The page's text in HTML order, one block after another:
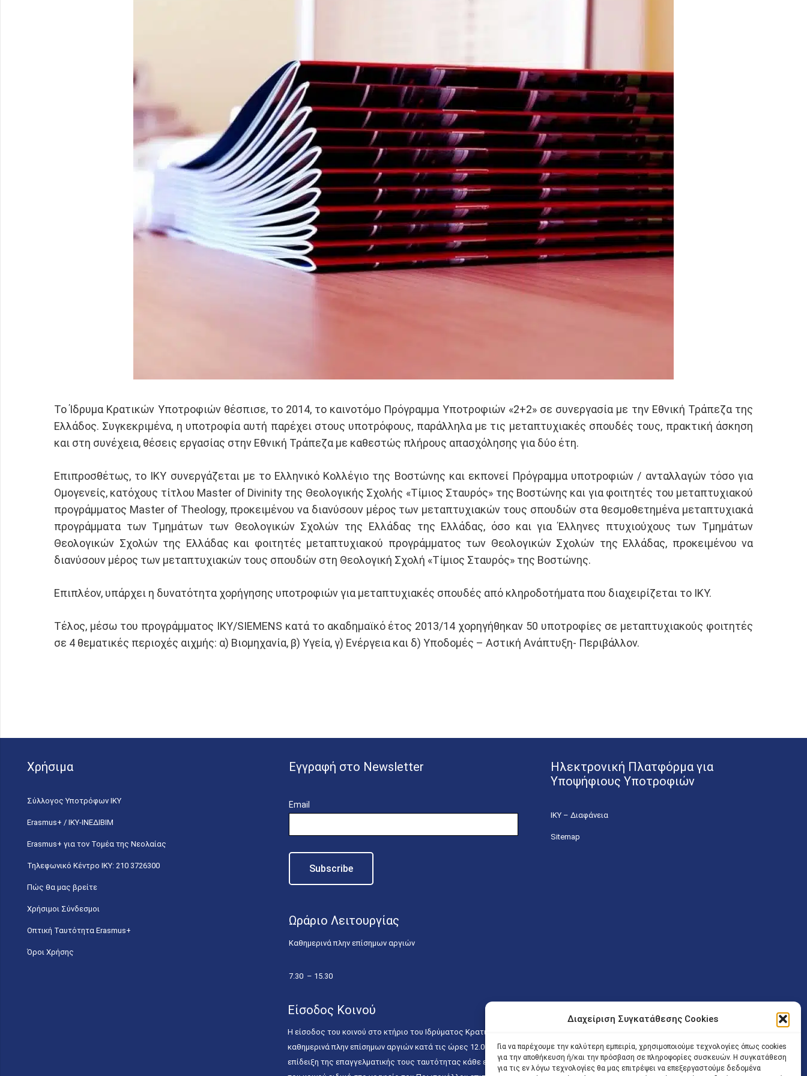
Διαχείριση Συγκατάθεσης Cookies
Για να παρέχουμε την καλύτερη εμπειρία, χρησιμοποιούμε τεχνολογίες όπως cookies
για την αποθήκευση ή/και την πρόσβαση σε πληροφορίες συσκευών. Η συγκατάθεση
για τις εν λόγω τεχνολογίες θα μας επιτρέψει να επεξεργαστούμε δεδομένα
Το Ίδρυμα Κρατικών Υποτροφιών θέσπισε, το 2014, το καινοτόμο Πρόγραμμα Υποτροφιών «2+2» σε συνεργασία με την Εθνική Τράπεζα της
Ελλάδος. Συγκεκριμένα, η υποτροφία αυτή παρέχει στους υποτρόφους, παράλληλα με τις μεταπτυχιακές σπουδές τους, πρακτική άσκηση
και στη συνέχεια, θέσεις εργασίας στην Εθνική Τράπεζα με καθεστώς πλήρους απασχόλησης για δύο έτη.
Επιπροσθέτως, το ΙΚΥ συνεργάζεται με το Ελληνικό Κολλέγιο της Βοστώνης και εκπονεί Πρόγραμμα υποτροφιών / ανταλλαγών τόσο για
Ομογενείς, κατόχους τίτλου Master of Divinity της Θεολογικής Σχολής «Τίμιος Σταυρός» της Βοστώνης και για φοιτητές του μεταπτυχιακού
προγράμματος Master of Theology, προκειμένου να διανύσουν μέρος των μεταπτυχιακών τους σπουδών στα θεσμοθετημένα μεταπτυχιακά
προγράμματα των Τμημάτων των Θεολογικών Σχολών της Ελλάδας της Ελλάδας, όσο και για Έλληνες πτυχιούχους των Τμημάτων
Θεολογικών Σχολών της Ελλάδας και φοιτητές μεταπτυχιακού προγράμματος των Θεολογικών Σχολών της Ελλάδας, προκειμένου να
διανύσουν μέρος των μεταπτυχιακών τους σπουδών στη Θεολογική Σχολή «Τίμιος Σταυρός» της Βοστώνης.
Επιπλέον, υπάρχει η δυνατότητα χορήγησης υποτροφιών για μεταπτυχιακές σπουδές από κληροδοτήματα που διαχειρίζεται το ΙΚΥ.
Τέλος, μέσω του προγράμματος ΙΚΥ/SIEMENS κατά το ακαδημαϊκό έτος 2013/14 χορηγήθηκαν 50 υποτροφίες σε μεταπτυχιακούς φοιτητές
σε 4 θεματικές περιοχές αιχμής: α) Βιομηχανία, β) Υγεία, γ) Ενέργεια και δ) Υποδομές – Αστική Ανάπτυξη- Περιβάλλον.
Χρήσιμα
Σύλλογος Υποτρόφων ΙΚΥ
Erasmus+ / ΙΚΥ-ΙΝΕΔΙΒΙΜ
Erasmus+ για τον Τομέα της Νεολαίας
Τηλεφωνικό Κέντρο IKY: 210 3726300
Πώς θα μας βρείτε
Χρήσιμοι Σύνδεσμοι
Οπτική Ταυτότητα Erasmus+
Όροι Χρήσης
Εγγραφή στο Newsletter
Email
Ωράριο Λειτουργίας
Καθημερινά πλην επίσημων αργιών
7.30 – 15.30
Ηλεκτρονική Πλατφόρμα για
Υποψήφιους Υποτροφιών
ΙΚΥ – Διαφάνεια
Sitemap
Είσοδος Κοινού
Η είσοδος του κοινού στο κτήριο του Ιδρύματος Κρατικών Υποτροφιών (Λ. Εθνικής Αντιστάσεως 41 T.K.14234 Νέα Ιωνία), επιτρέπεται
καθημερινά πλην επίσημων αργιών κατά τις ώρες 12.00 – 15.00. Η είσοδος των Δικηγόρων στο κτήριο επιτρέπεται ελεύθερα με την
επίδειξη της επαγγελματικής τους ταυτότητας κάθε εργάσιμη ημέρα και ώρα χωρίς κανέναν χρονικό ή άλλο περιορισμό. Η είσοδος